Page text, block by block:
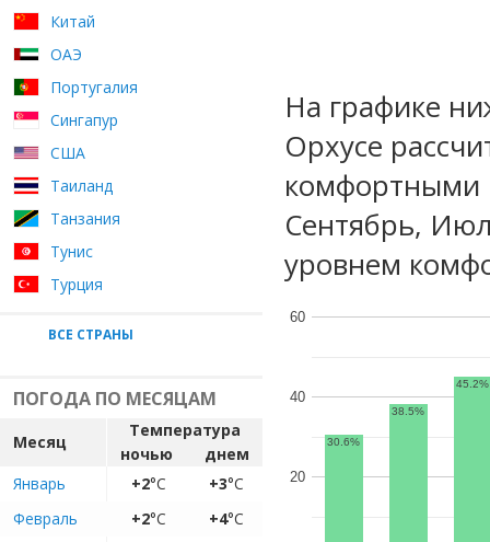
Китай
ОАЭ
Португалия
Сингапур
США
Таиланд
Танзания
Тунис
Турция
ВСЕ СТРАНЫ
ПОГОДА ПО МЕСЯЦАМ
Месяц
Температура
ночью
днем
Январь
+2°C +3°C
Февраль
+2°C +4°C
На графике
Орхусе
комфортными
Сентябрь,
уровнем
20
40
60
30.6%
38.5%
45.2%